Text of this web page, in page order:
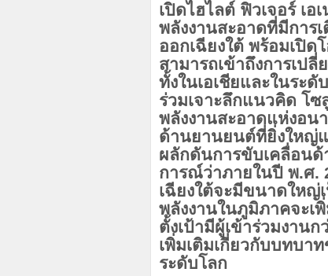
เปิดไฮไลต์ ฟิวเจอร์ เอ
พลังงานสะอาดที่มีการ
ออกเฉียงใต้ พร้อมเปิ
สามารถเข้าถึงการเป
ทั้งในเอเชียและในระดั
ร่วมเจาะลึกแนวคิด โ
พลังงานสะอาดแห่งอน
ด้านยานยนต์ที่ยิ่งใหญ่
ผลักดันการขับเคลื่อน
การณ์ว่าภายในปี พ.ศ.
เฉียงใต้จะมีขนาดใหญ่
พลังงานในภูมิภาคจะเ
ตั้งเป้ามีผู้เข้าร่วมงานก
เพิ่มเติมเกี่ยวกับบทบา
ระดับโลก